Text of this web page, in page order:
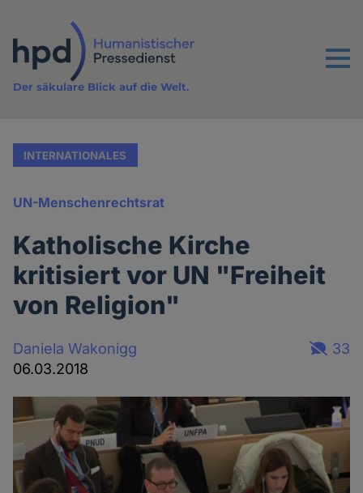
Inhalt
Menu
Der säkulare Blick auf die Welt.
INTERNATIONALES
UN-Menschenrechtsrat
Katholische Kirche
kritisiert vor UN "Freiheit
von Religion"
Daniela Wakonigg
06.03.2018
33